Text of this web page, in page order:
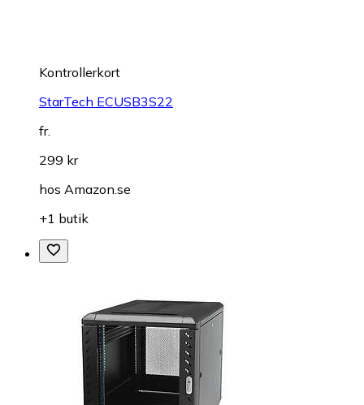
Kontrollerkort
StarTech ECUSB3S22
fr.
299 kr
hos Amazon.se
+1 butik